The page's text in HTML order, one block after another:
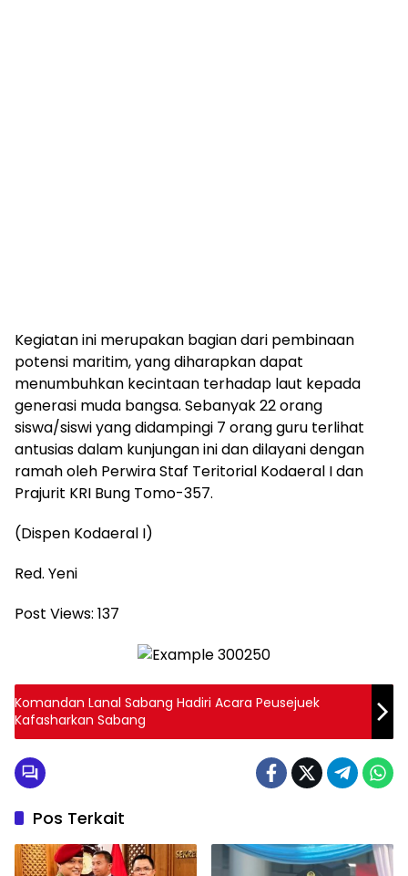
Kegiatan ini merupakan bagian dari pembinaan
potensi maritim, yang diharapkan dapat
menumbuhkan kecintaan terhadap laut kepada
generasi muda bangsa. Sebanyak 22 orang
siswa/siswi yang didampingi 7 orang guru terlihat
antusias dalam kunjungan ini dan dilayani dengan
ramah oleh Perwira Staf Teritorial Kodaeral I dan
Prajurit KRI Bung Tomo-357.
(Dispen Kodaeral I)
Red. Yeni
Post Views: 137
Komandan Lanal Sabang Hadiri Acara Peusejuek
Kafasharkan Sabang
Pos Terkait